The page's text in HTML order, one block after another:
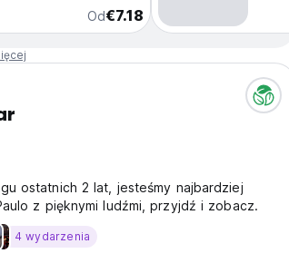
Od€7.18
ostatnich 2 lat, jesteśmy najbardziej
z pięknymi ludźmi, przyjdź i zobacz.
4 wydarzenia